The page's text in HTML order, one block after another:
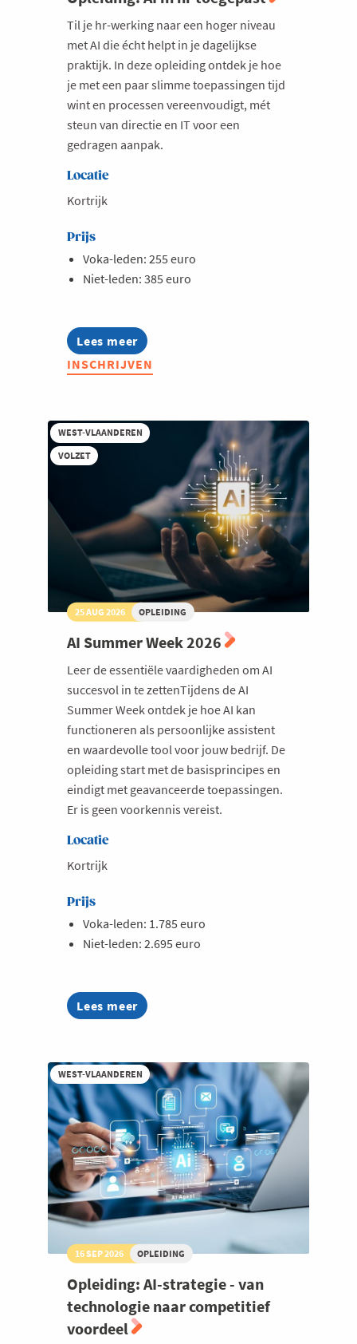
Til je hr-werking naar een hoger niveau
met AI die écht helpt in je dagelijkse
praktijk. In deze opleiding ontdek je hoe
je met een paar slimme toepassingen tijd
wint en processen vereenvoudigt, mét
steun van directie en IT voor een
gedragen aanpak.
Locatie
Kortrijk
Prijs
Voka-leden: 255 euro
Niet-leden: 385 euro
Lees meer
about
Opleiding:
AI
INSCHRIJVEN
WEST-VLAANDEREN
VOLZET
25 AUG 2026 OPLEIDING
AI Summer Week 2026
Leer de essentiële vaardigheden om AI
succesvol in te zettenTijdens de AI
Summer Week ontdek je hoe AI kan
functioneren als persoonlijke assistent
en waardevolle tool voor jouw bedrijf. De
opleiding start met de basisprincipes en
eindigt met geavanceerde toepassingen.
Er is geen voorkennis vereist.
Locatie
Kortrijk
Prijs
Voka-leden: 1.785 euro
Niet-leden: 2.695 euro
Lees meer
about
AI
2026
WEST-VLAANDEREN
16 SEP 2026 OPLEIDING
Opleiding: AI-strategie - van
technologie naar competitief
voordeel
Milieu
Mobiliteit
Netwerking
Onderwijs
Opvolging en Overname
Ruimtelijke ordening en Infrastructuur
Strategie
Supply Chain
Welzijn en gezondheidszorg